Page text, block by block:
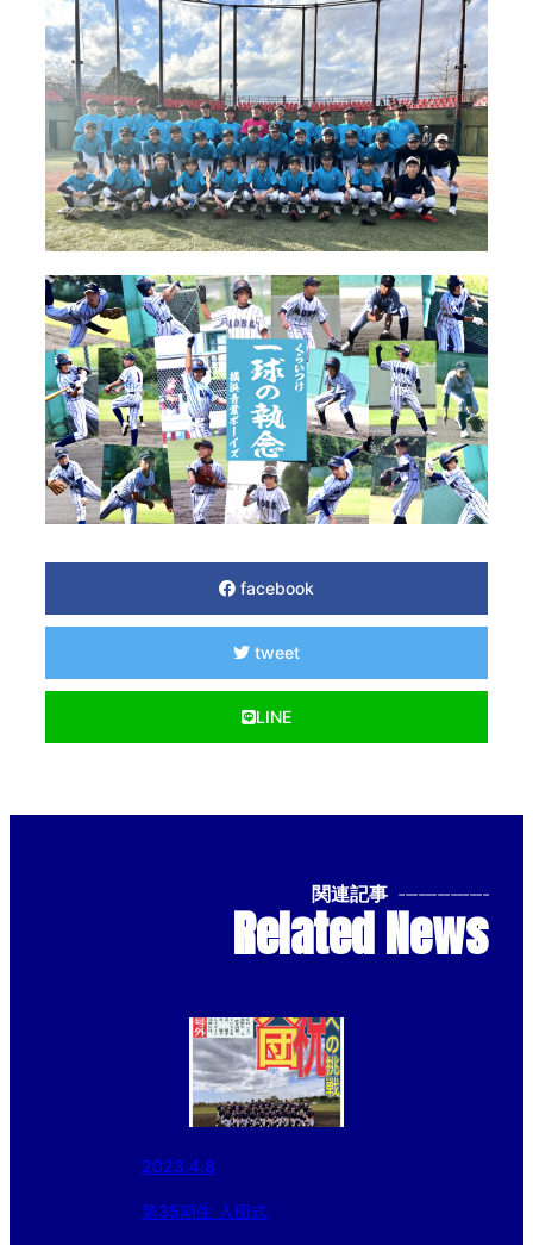
facebook
tweet
LINE
関連記事 --------------
Related News
2023.4.8
第35期生 入団式